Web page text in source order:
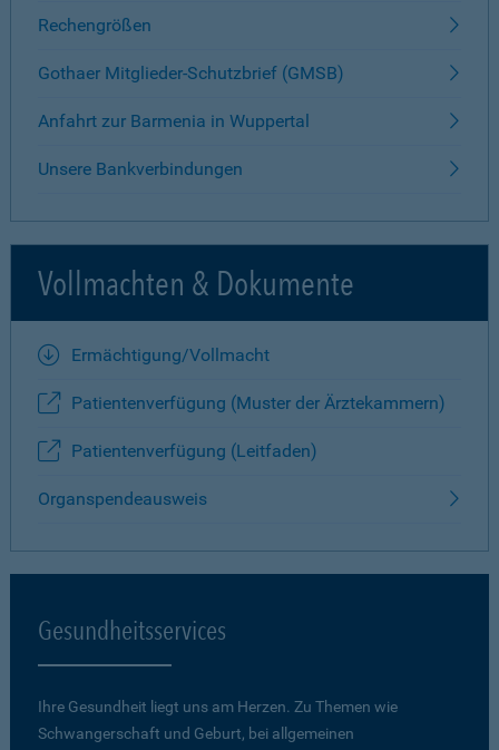
Rechengrößen
Gothaer Mitglieder-Schutzbrief (GMSB)
Anfahrt zur Barmenia in Wuppertal
Unsere Bankverbindungen
Vollmachten & Dokumente
Ermächtigung/Vollmacht
Patientenverfügung (Muster der Ärztekammern)
Patientenverfügung (Leitfaden)
Organspendeausweis
Gesundheitsservices
Ihre Gesundheit liegt uns am Herzen. Zu Themen wie
Schwangerschaft und Geburt, bei allgemeinen